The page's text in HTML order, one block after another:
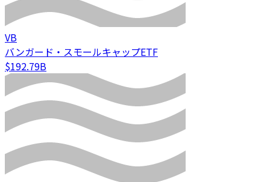
VB
バンガード・スモールキャップETF
$192.79B